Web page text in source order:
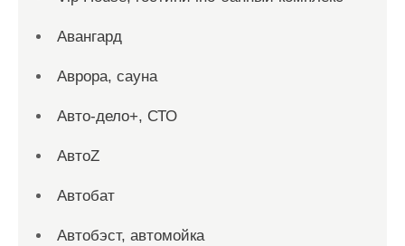
Авангард
Аврора, сауна
Авто-дело+, СТО
АвтоZ
Автобат
Автобэст, автомойка